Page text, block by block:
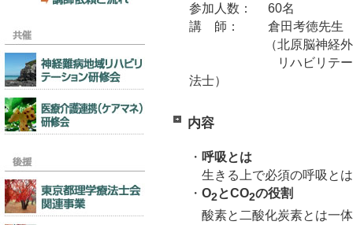
参加人数： 60名
講 師： 倉田考徳先生
（北原脳神経外
リハビリテーショ
法士）
内容
・ 呼吸とは
生きる上で必須の呼吸と
・ O2とCO2の役割
酸素と二酸化炭素とは一